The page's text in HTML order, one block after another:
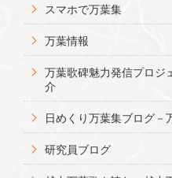
スマホで万葉集
万葉情報
万葉歌碑魅力発信プロジ
介
日めくり万葉集ブログ－
研究員ブログ